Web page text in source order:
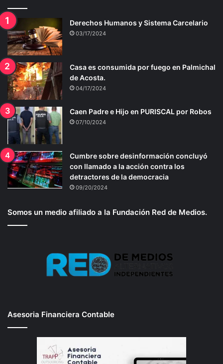
Derechos Humanos y Sistema Carcelario
03/17/2024
Casa es consumida por fuego en Palmichal
de Acosta.
04/17/2024
Caen Padre e Hijo en PURISCAL por Robos
07/10/2024
Cumbre sobre desinformación concluyó
con llamado a la acción contra los
detractores de la democracia
09/20/2024
Somos un medio afiliado a la Fundación Red de Medios.
Asesoria Financiera Contable